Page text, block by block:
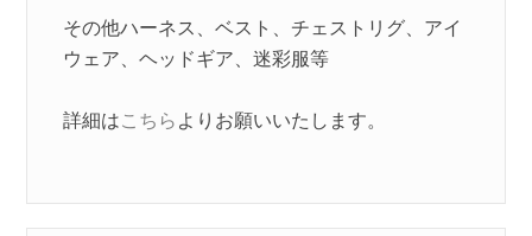
その他ハーネス、ベスト、チェストリグ、アイ
ウェア、ヘッドギア、迷彩服等
詳細はこちら よりお願いいたします。